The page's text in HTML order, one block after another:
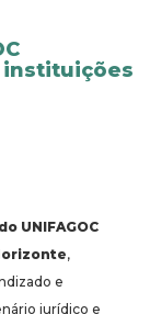
instituições
UNIFAGOC
,
e
jurídico e